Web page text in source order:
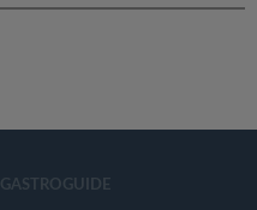
GASTROGUIDE